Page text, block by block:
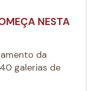
NESTA
da
galerias de